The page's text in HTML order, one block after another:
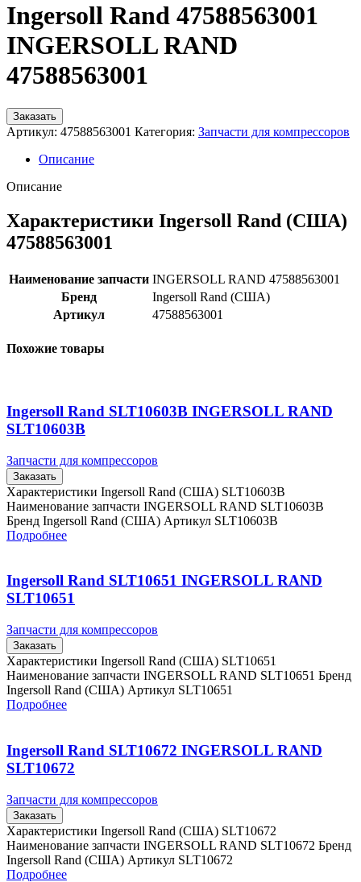
Ingersoll Rand 47588563001
INGERSOLL RAND
47588563001
Заказать
Артикул: 47588563001 Категория: Запчасти для компрессоров
Описание
Описание
Характеристики Ingersoll Rand (США)
47588563001
Наименование запчасти INGERSOLL RAND 47588563001
Бренд
Ingersoll Rand (США)
Артикул
47588563001
Похожие товары
Ingersoll Rand SLT10603B INGERSOLL RAND
SLT10603B
Запчасти для компрессоров
Заказать
Характеристики Ingersoll Rand (США) SLT10603B
Наименование запчасти INGERSOLL RAND SLT10603B
Бренд Ingersoll Rand (США) Артикул SLT10603B
Подробнее
Ingersoll Rand SLT10651 INGERSOLL RAND
SLT10651
Запчасти для компрессоров
Заказать
Характеристики Ingersoll Rand (США) SLT10651
Наименование запчасти INGERSOLL RAND SLT10651 Бренд
Ingersoll Rand (США) Артикул SLT10651
Подробнее
Ingersoll Rand SLT10672 INGERSOLL RAND
SLT10672
Запчасти для компрессоров
Заказать
Характеристики Ingersoll Rand (США) SLT10672
Наименование запчасти INGERSOLL RAND SLT10672 Бренд
Ingersoll Rand (США) Артикул SLT10672
Подробнее